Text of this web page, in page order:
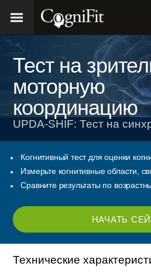
Тест на
моторную
координацию
UPDA-SHIF: Тест на
Когнитивный тест для оценки
Измерьте когнитивные области,
Сравните результаты по
НАЧАТЬ
Технические